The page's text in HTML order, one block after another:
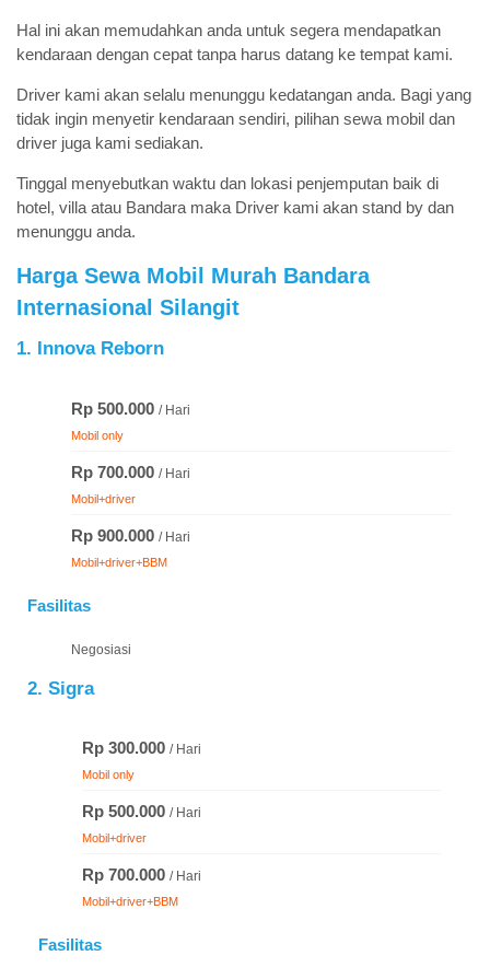
Hal ini akan memudahkan anda untuk segera mendapatkan
kendaraan dengan cepat tanpa harus datang ke tempat kami.
Driver kami akan selalu menunggu kedatangan anda. Bagi yang
tidak ingin menyetir kendaraan sendiri, pilihan sewa mobil dan
driver juga kami sediakan.
Tinggal menyebutkan waktu dan lokasi penjemputan baik di
hotel, villa atau Bandara maka Driver kami akan stand by dan
menunggu anda.
Harga Sewa Mobil Murah Bandara
Internasional Silangit
1. Innova Reborn
Rp 500.000 / Hari
Mobil only
Rp 700.000 / Hari
Mobil+driver
Rp 900.000 / Hari
Mobil+driver+BBM
Fasilitas
Negosiasi
2. Sigra
Rp 300.000 / Hari
Mobil only
Rp 500.000 / Hari
Mobil+driver
Rp 700.000 / Hari
Mobil+driver+BBM
Fasilitas